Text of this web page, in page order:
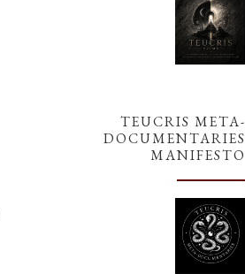
TEUCRIS META-
DOCUMENTARIES
MANIFESTO